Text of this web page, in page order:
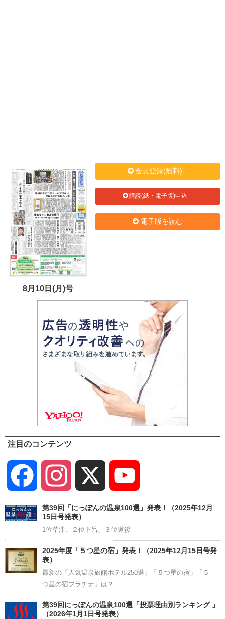
8月10日(月)号
会員登録(無料)
購読(紙・電子版)申込
電子版を読む
注目のコンテンツ
Facebook Instagram
Channel
第39回「にっぽんの温泉100選」発表！（2025年12月
15日号発表）
1位草津、２位下呂、３位道後
2025年度「５つ星の宿」発表！（2025年12月15日号発
表）
最新の「人気温泉旅館ホテル250選」「５つ星の宿」「５
つ星の宿プラチナ」は？
第39回にっぽんの温泉100選「投票理由別ランキング 」
（2026年1月1日号発表）